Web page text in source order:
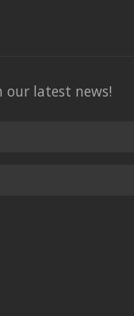
latest news!